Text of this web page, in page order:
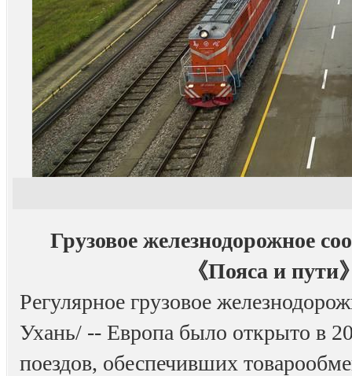
Грузовое железнодорожное
《Пояса и пути
Регулярное грузовое
Ухань/ -- Европа было открыто в
поездов, обеспечивших